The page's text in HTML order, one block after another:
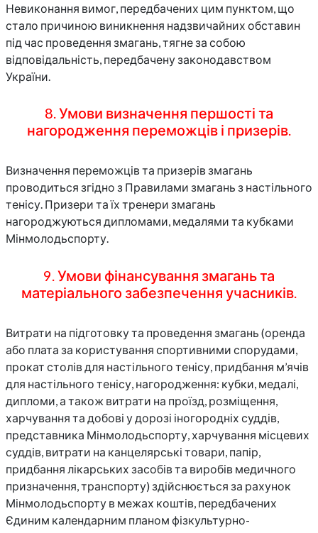
Невиконання вимог, передбачених цим пунктом, що
стало причиною виникнення надзвичайних обставин
під час проведення змагань, тягне за собою
відповідальність, передбачену законодавством
України.
8. Умови визначення першості та
нагородження переможців і призерів.
Визначення переможців та призерів змагань
проводиться згідно з Правилами змагань з настільного
тенісу. Призери та їх тренери змагань
нагороджуються дипломами, медалями та кубками
Мінмолодьспорту.
9. Умови фінансування змагань та
матеріального забезпечення учасників.
Витрати на підготовку та проведення змагань (оренда
або плата за користування спортивними спорудами,
прокат столів для настільного тенісу, придбання м’ячів
для настільного тенісу, нагородження: кубки, медалі,
дипломи, а також витрати на проїзд, розміщення,
харчування та добові у дорозі іногородніх суддів,
представника Мінмолодьспорту, харчування місцевих
суддів, витрати на канцелярські товари, папір,
придбання лікарських засобів та виробів медичного
призначення, транспорту) здійснюється за рахунок
Мінмолодьспорту в межах коштів, передбачених
Єдиним календарним планом фізкультурно-